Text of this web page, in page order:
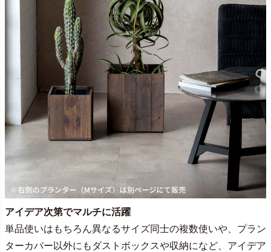
アイデア次第でマルチに活躍
単品使いはもちろん異なるサイズ同士の複数使いや、プラン
ターカバー以外にもダストボックスや収納になど、アイデア